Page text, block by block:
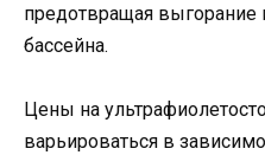
предотвращая
бассейна.
Цены на
варьироваться в